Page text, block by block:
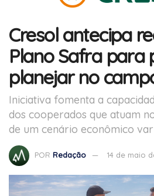
Cresol antecipa
Plano Safra para
planejar no
Iniciativa fomenta a
dos cooperados que atuam
de um cenário econômico
POR Redação 14 de maio